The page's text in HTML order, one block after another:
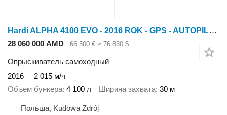
Hardi ALPHA 4100 EVO - 2016 ROK - GPS - AUTOPILOT - 130 CM - 30 M
28 060 000 AMD 66 500 € ≈ 76 830 $
Опрыскиватель самоходный
2016
2 015 м/ч
Объем бункера 4 100 л Ширина захвата 30 м
Польша, Kudowa Zdrój